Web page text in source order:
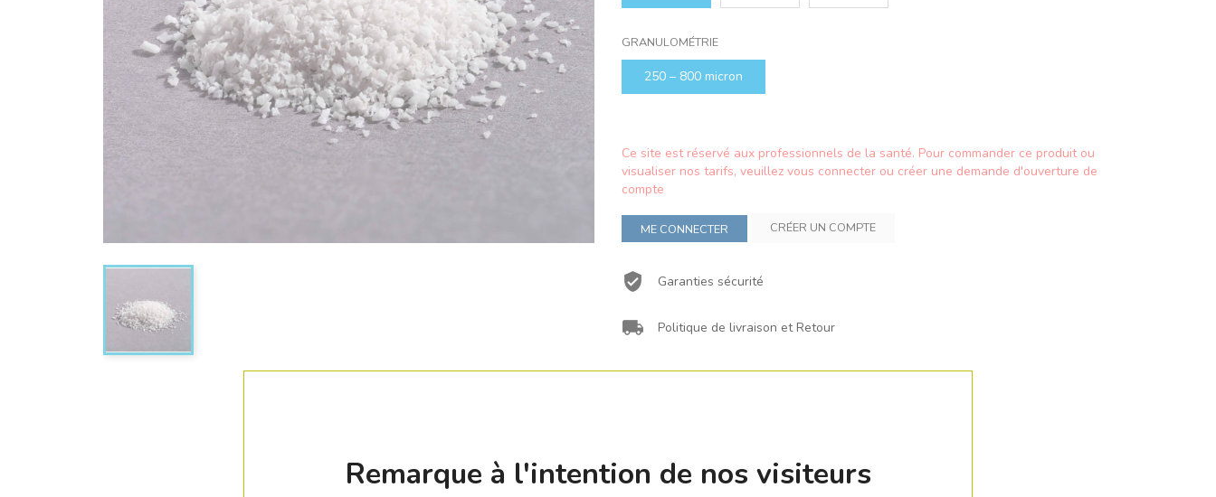
GRANULOMÉTRIE
250 – 800 micron
Ce site est réservé aux professionnels de la santé. Pour commander ce produit ou
visualiser nos tarifs, veuillez vous connecter ou créer une demande d'ouverture de
compte
ME CONNECTER CRÉER UN COMPTE
Garanties sécurité
Politique de livraison et Retour
Granules Cortico-Spongieux [250-800µm].
Remarque à l'intention de nos visiteurs